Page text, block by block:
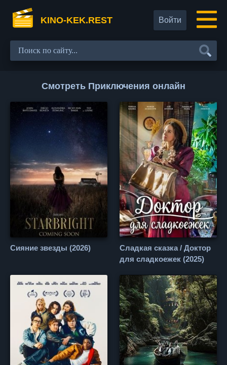
KINO-KEK.REST Войти
Смотреть Приключения онлайн
Сияние звезды (2026)
Сладкая сказка / Доктор
для сладкоежек (2025)